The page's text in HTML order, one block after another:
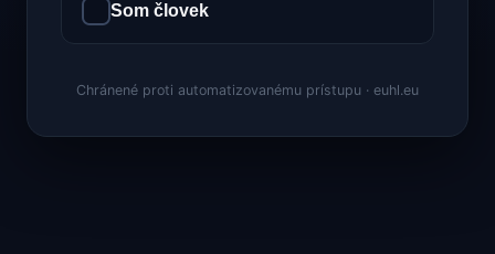
Som človek
Chránené proti automatizovanému prístupu · euhl.eu